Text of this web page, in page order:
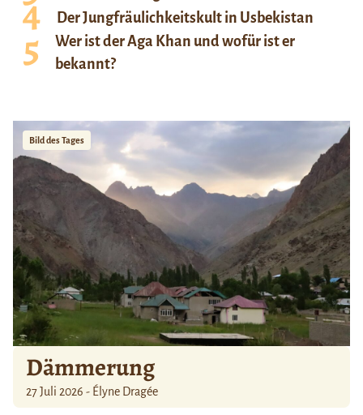
Der Jungfräulichkeitskult in Usbekistan
Wer ist der Aga Khan und wofür ist er
bekannt?
Bild des Tages
Dämmerung
27 Juli 2026 - Élyne Dragée